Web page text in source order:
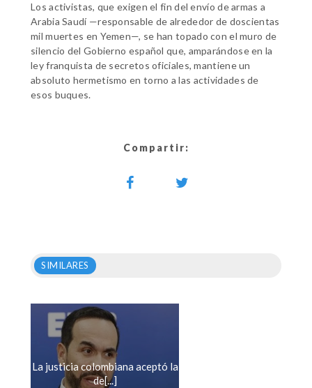
Los activistas, que exigen el fin del envío de armas a
Arabia Saudí —responsable de alrededor de doscientas
mil muertes en Yemen—, se han topado con el muro de
silencio del Gobierno español que, amparándose en la
ley franquista de secretos oficiales, mantiene un
absoluto hermetismo en torno a las actividades de
esos buques.
Compartir:
SIMILARES
La justicia colombiana aceptó la
de[...]